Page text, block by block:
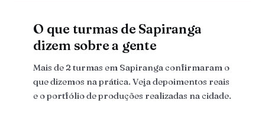
O que turmas de Sapiranga
dizem sobre a gente
Mais de 2 turmas em Sapiranga confirmaram o
que dizemos na prática. Veja depoimentos reais
e o portfólio de produções realizadas na cidade.